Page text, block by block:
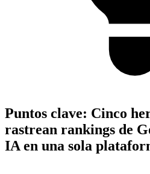
Puntos clave: Cinco
rastrean rankings de
IA en una sola